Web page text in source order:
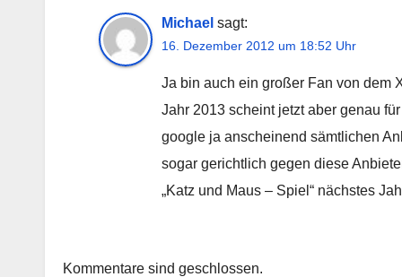
Michael sagt:
16. Dezember 2012 um 18:52 Uhr
Ja bin auch ein großer Fan von dem
Jahr 2013 scheint jetzt aber genau
google ja anscheinend sämtlichen
sogar gerichtlich gegen diese
„Katz und Maus – Spiel“ nächstes
Kommentare sind geschlossen.